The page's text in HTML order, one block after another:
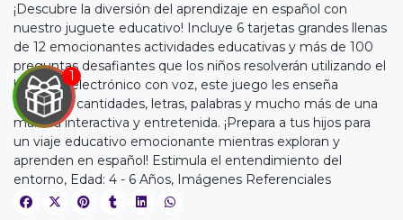
¡Descubre la diversión del aprendizaje en español con
nuestro juguete educativo! Incluye 6 tarjetas grandes llenas
de 12 emocionantes actividades educativas y más de 100
preguntas desafiantes que los niños resolverán utilizando el
bolígrafo electrónico con voz, este juego les enseña
números, cantidades, letras, palabras y mucho más de una
manera interactiva y entretenida. ¡Prepara a tus hijos para
un viaje educativo emocionante mientras exploran y
aprenden en español! Estimula el entendimiento del
entorno, Edad: 4 - 6 Años, Imágenes Referenciales